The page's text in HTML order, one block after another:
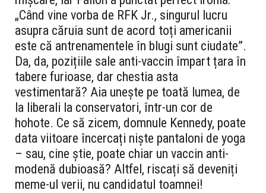
„Când vine vorba de RFK Jr., singurul lucru
asupra căruia sunt de acord toți americanii
este că antrenamentele în blugi sunt ciudate”.
Da, da, pozițiile sale anti-vaccin împart țara în
tabere furioase, dar chestia asta
vestimentară? Aia unește pe toată lumea, de
la liberali la conservatori, într-un cor de
hohote. Ce să zicem, domnule Kennedy, poate
data viitoare încercați niște pantaloni de yoga
– sau, cine știe, poate chiar un vaccin anti-
modenă dubioasă? Altfel, riscați să deveniți
meme-ul verii, nu candidatul toamnei!